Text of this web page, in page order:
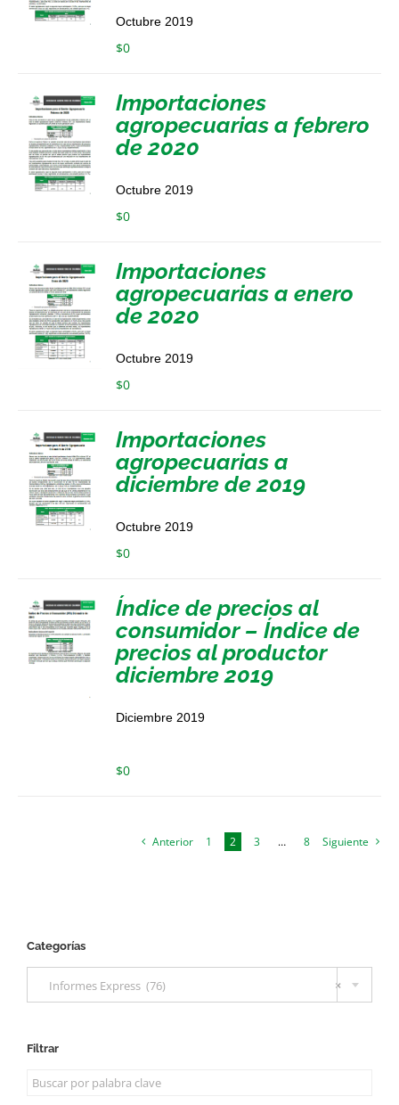
Octubre 2019
$0
Importaciones
agropecuarias a febrero
de 2020
Octubre 2019
$0
Importaciones
agropecuarias a enero
de 2020
Octubre 2019
$0
Importaciones
agropecuarias a
diciembre de 2019
Octubre 2019
$0
Índice de precios al
consumidor – Índice de
precios al productor
diciembre 2019
Diciembre 2019
$0
Anterior 1 2 3 … 8 Siguiente
Categorías
×
Informes Express (76)
Filtrar